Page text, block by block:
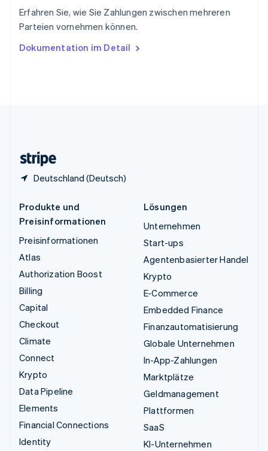
Erfahren Sie, wie Sie Zahlungen zwischen mehreren
Parteien vornehmen können.
Dokumentation im Detail
Deutschland (Deutsch)
Tschechische Republik
English
English
Produkte und
Preisinformationen
Preisinformationen
Atlas
Authorization Boost
Billing
Capital
Checkout
Climate
Connect
Krypto
Data Pipeline
Elements
Financial Connections
Identity
Lösungen
Unternehmen
Start-ups
Agentenbasierter Handel
Krypto
E-Commerce
Embedded Finance
Finanzautomatisierung
Globale Unternehmen
In-App-Zahlungen
Marktplätze
Geldmanagement
Plattformen
SaaS
KI-Unternehmen